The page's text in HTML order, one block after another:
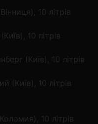
10 літрів
10 літрів
(Київ), 10 літрів
(Київ), 10 літрів
10 літрів